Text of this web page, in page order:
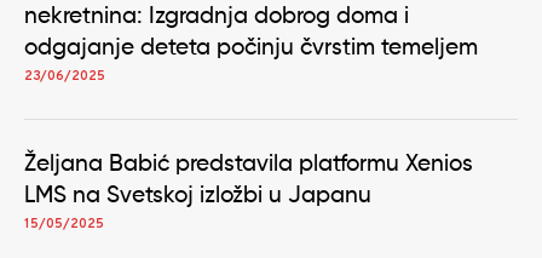
nekretnina: Izgradnja dobrog doma i
odgajanje deteta počinju čvrstim temeljem
23/06/2025
Željana Babić predstavila platformu Xenios
LMS na Svetskoj izložbi u Japanu
15/05/2025